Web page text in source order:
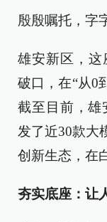
殷殷嘱托，字
雄安新区，这
破口，在“从0
截至目前，雄
发了近30款大
创新生态，在
夯实底座：让